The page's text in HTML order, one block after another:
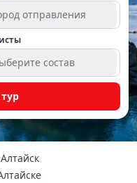
отправления
состав